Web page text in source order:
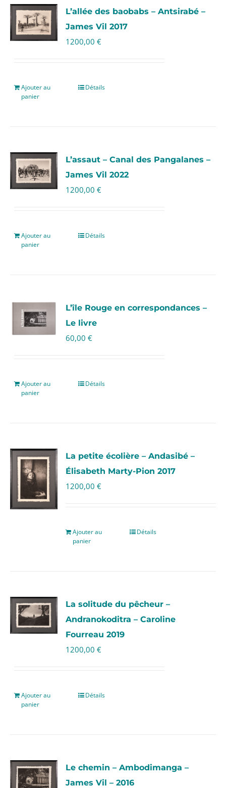
L’allée des baobabs – Antsirabé –
James Vil 2017
1200,00€
Ajouter au
panier
Détails
L’assaut – Canal des Pangalanes –
James Vil 2022
1200,00€
Ajouter au
panier
Détails
L’île Rouge en correspondances –
Le livre
60,00€
Ajouter au
panier
Détails
La petite écolière – Andasibé –
Élisabeth Marty-Pion 2017
1200,00€
Ajouter au
panier
Détails
La solitude du pêcheur –
Andranokoditra – Caroline
Fourreau 2019
1200,00€
Ajouter au
panier
Détails
Le chemin – Ambodimanga –
James Vil – 2016